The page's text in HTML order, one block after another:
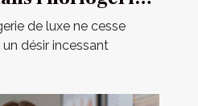
de luxe ne cesse
désir incessant